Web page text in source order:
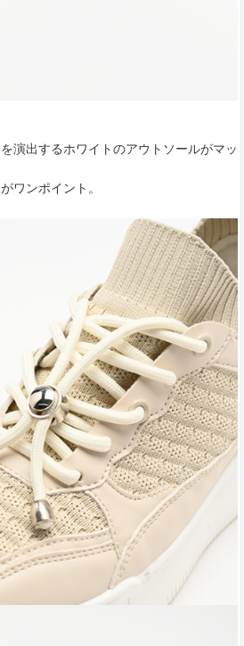
演出するホワイトのアウトソールがマッ
ワンポイント。